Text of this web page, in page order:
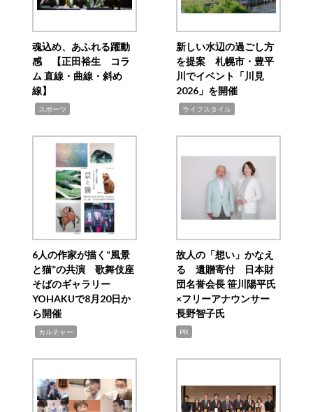
魂込め、あふれる躍動
感 【正田裕生 コラ
ム 直線・曲線・斜め
線】
スポーツ
新しい水辺の過ごし方
を提案 札幌市・豊平
川でイベント「川見
2026」を開催
ライフスタイル
6人の作家が描く“風景
と猫”の共演 歌舞伎座
そばのギャラリー
YOHAKUで8月20日か
ら開催
カルチャー
故人の「想い」かなえ
る 遺贈寄付 日本財
団名誉会長 笹川陽平氏
×フリーアナウンサー
長野智子氏
PR